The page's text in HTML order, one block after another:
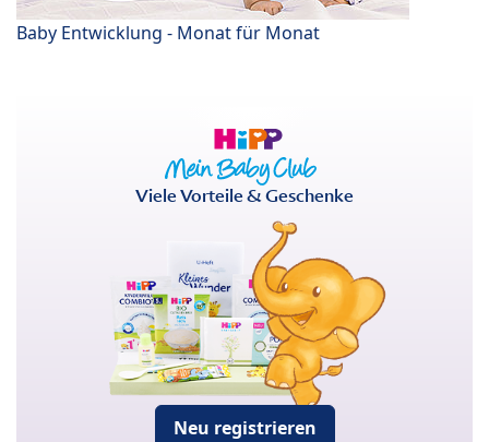
Baby Entwicklung - Monat für Monat
Viele Vorteile & Geschenke
Neu registrieren